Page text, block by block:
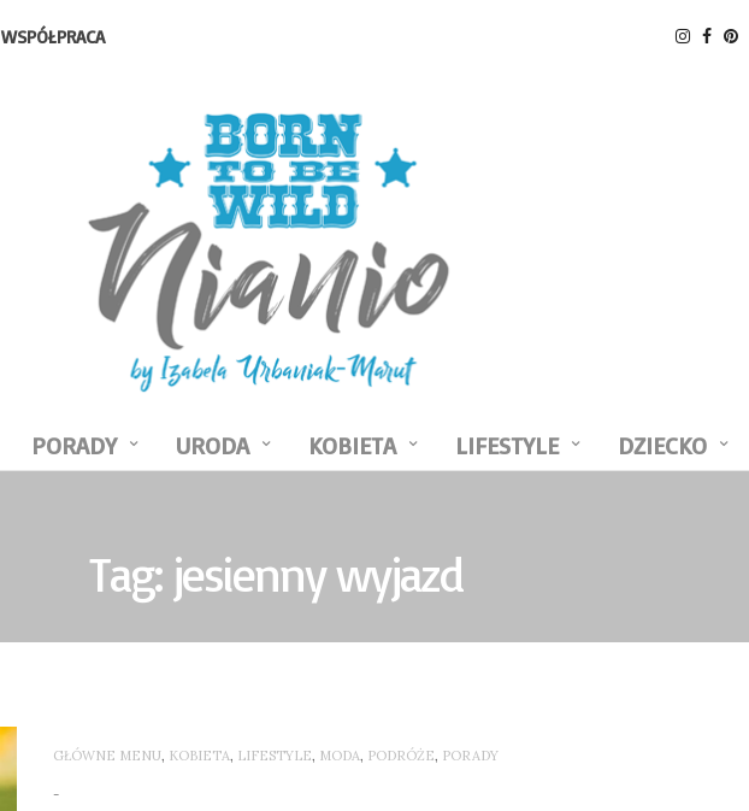
WSPÓŁPRACA
PORADY URODA KOBIETA LIFESTYLE DZIECKO
Tag: jesienny wyjazd
GŁÓWNE MENU KOBIETA LIFESTYLE MODA PODRÓŻE PORADY
-